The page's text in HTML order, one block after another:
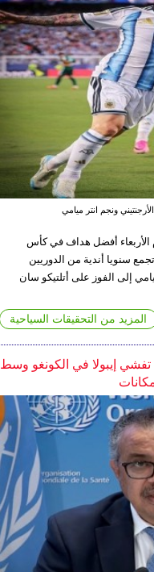
ونجم انتر ميامي
الأربعاء أفضل هداف في كأس
سنويا أندية من الدوريين
إلى الفوز على أتلتيكو سان
المزيد من التحقيقات السياحية
تفشي إيبولا في الكونغو وسط